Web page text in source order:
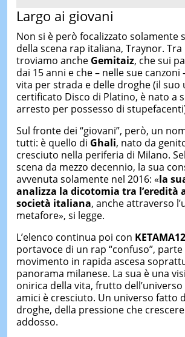
Largo ai giovani
Non si è però focalizzato solamente
della scena rap italiana, Traynor.
troviamo anche Gemitaiz, che sui
dai 15 anni e che – nelle sue canzoni
vita per strada e delle droghe (il suo
certificato Disco di Platino, è nato a
arresto per possesso di
Sul fronte dei “giovani”, però, un
tutti: è quello di Ghali, nato da
cresciuto nella periferia di Milano.
scena da mezzo decennio, la sua
avvenuta solamente nel 2016: «la
analizza la dicotomia tra l’eredità
società italiana, anche attraverso
metafore», si legge.
L’elenco continua poi con
portavoce di un rap “confuso”,
movimento in rapida ascesa
panorama milanese. La sua è una
onirica della vita, frutto
amici è cresciuto. Un universo fatto
droghe, della pressione che
addosso.